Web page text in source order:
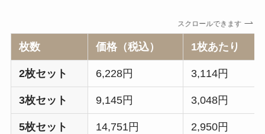
スクロールできます
枚数 価格（税込） 1枚あたり
2枚セット 6,228円 3,114円
3枚セット 9,145円 3,048円
5枚セット 14,751円 2,950円